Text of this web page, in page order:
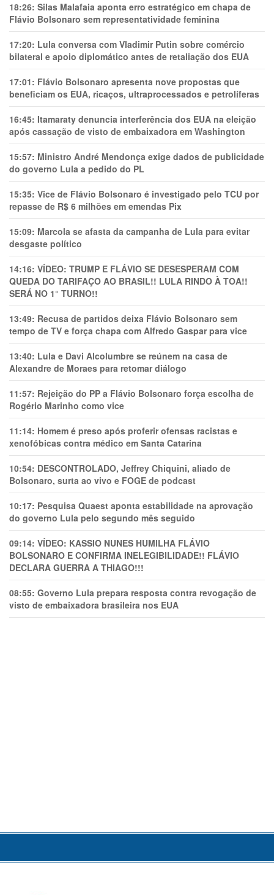
18:26: Silas Malafaia aponta erro estratégico em chapa de
Flávio Bolsonaro sem representatividade feminina
17:20: Lula conversa com Vladimir Putin sobre comércio
bilateral e apoio diplomático antes de retaliação dos EUA
17:01: Flávio Bolsonaro apresenta nove propostas que
beneficiam os EUA, ricaços, ultraprocessados e petrolíferas
16:45: Itamaraty denuncia interferência dos EUA na eleição
após cassação de visto de embaixadora em Washington
15:57: Ministro André Mendonça exige dados de publicidade
do governo Lula a pedido do PL
15:35: Vice de Flávio Bolsonaro é investigado pelo TCU por
repasse de R$ 6 milhões em emendas Pix
15:09: Marcola se afasta da campanha de Lula para evitar
desgaste político
14:16: VÍDEO: TRUMP E FLÁVIO SE DESESPERAM COM
QUEDA DO TARIFAÇO AO BRASIL!! LULA RINDO À TOA!!
SERÁ NO 1° TURNO!!
13:49: Recusa de partidos deixa Flávio Bolsonaro sem
tempo de TV e força chapa com Alfredo Gaspar para vice
13:40: Lula e Davi Alcolumbre se reúnem na casa de
Alexandre de Moraes para retomar diálogo
11:57: Rejeição do PP a Flávio Bolsonaro força escolha de
Rogério Marinho como vice
11:14: Homem é preso após proferir ofensas racistas e
xenofóbicas contra médico em Santa Catarina
10:54: DESCONTROLADO, Jeffrey Chiquini, aliado de
Bolsonaro, surta ao vivo e FOGE de podcast
10:17: Pesquisa Quaest aponta estabilidade na aprovação
do governo Lula pelo segundo mês seguido
09:14: VÍDEO: KASSIO NUNES HUMlLHA FLÁVIO
BOLSONARO E CONFIRMA INELEGIBILIDADE!! FLÁVIO
DECLARA GUERRA A THIAGO!!!
08:55: Governo Lula prepara resposta contra revogação de
visto de embaixadora brasileira nos EUA